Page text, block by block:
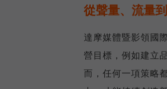
從聲量、流量
達摩媒體暨影領國
營目標，例如建立
而，任何一項策略